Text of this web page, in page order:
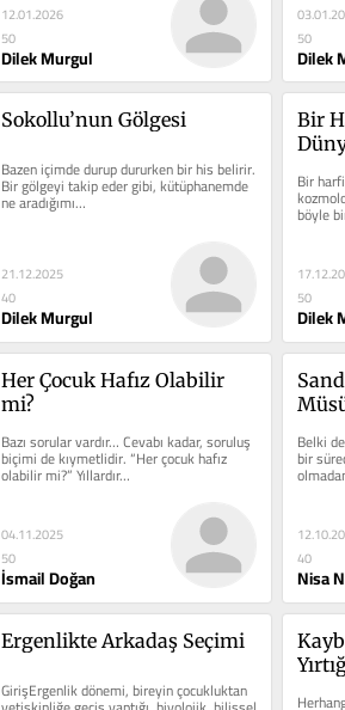
12.01.2026
50
Dilek Murgul
50
Dilek
Sokollu’nun Gölgesi
Bazen içimde durup dururken bir his belirir.
Bir gölgeyi takip eder gibi, kütüphanemde
ne aradığımı…
21.12.2025
40
Dilek Murgul
Bir
Bir
böyle
50
Dilek
Her Çocuk Hafız Olabilir
mi?
Bazı sorular vardır… Cevabı kadar, soruluş
biçimi de kıymetlidir. “Her çocuk hafız
olabilir mi?” Yıllardır…
04.11.2025
50
İsmail Doğan
Belki
bir
40
Nisa
Ergenlikte Arkadaş Seçimi
GirişErgenlik dönemi, bireyin çocukluktan